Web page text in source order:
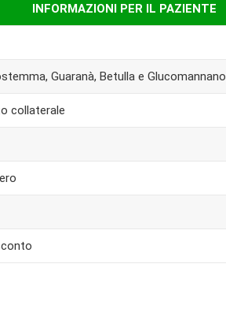
INFORMAZIONI PER IL PAZIENTE
Guaranà, Betulla e Glucomannano
collaterale